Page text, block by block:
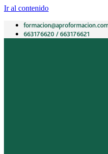
Ir al contenido
663176620 / 663176621